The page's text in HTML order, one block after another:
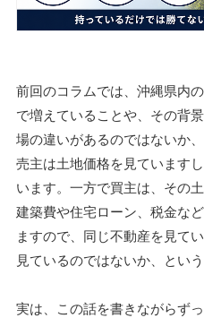
前回のコラムでは、沖縄県内
で増えていることや、その背
場の違いがあるのではないか
売主は土地価格を見ています
います。一方で買主は、その
建築費や住宅ローン、税金な
ますので、同じ不動産を見て
見ているのではないか、という
実は、この話を書きながらず